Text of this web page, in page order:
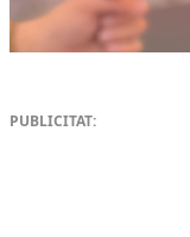
PUBLICITAT: